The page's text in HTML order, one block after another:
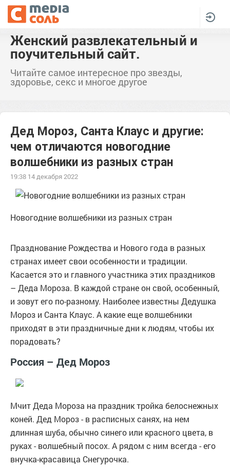
Женский развлекательный и
поучительный сайт.
Читайте самое интересное про звезды,
здоровье, секс и многое другое
Дед Мороз, Санта Клаус и другие:
чем отличаются новогодние
волшебники из разных стран
19:38 14 декабря 2022
Новогодние волшебники из разных стран
Празднование Рождества и Нового года в разных
странах имеет свои особенности и традиции.
Касается это и главного участника этих праздников
– Деда Мороза. В каждой стране он свой, особенный,
и зовут его по-разному. Наиболее известны Дедушка
Мороз и Санта Клаус. А какие еще волшебники
приходят в эти праздничные дни к людям, чтобы их
порадовать?
Россия – Дед Мороз
Мчит Деда Мороза на праздник тройка белоснежных
коней. Дед Мороз - в расписных санях, на нем
длинная шуба, обычно синего или красного цвета, в
руках - волшебный посох. А рядом с ним всегда - его
внучка-красавица Снегурочка.